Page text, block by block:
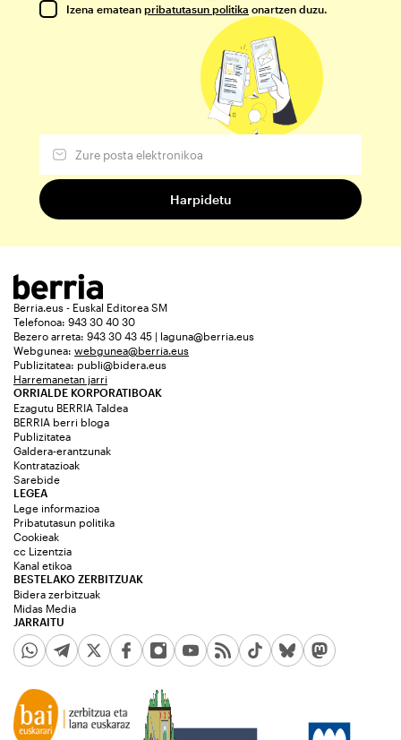
Izena ematean pribatutasun politika onartzen duzu.
Berria.eus - Euskal Editorea SM
Telefonoa: 943 30 40 30
Bezero arreta: 943 30 43 45 | laguna@berria.eus
Webgunea: webgunea@berria.eus
Publizitatea: publi@bidera.eus
Harremanetan jarri
ORRIALDE KORPORATIBOAK
Ezagutu BERRIA Taldea
BERRIA berri bloga
Publizitatea
Galdera-erantzunak
Kontratazioak
Sarebide
JARRAITU
LEGEA
Lege informazioa
Pribatutasun politika
Cookieak
cc Lizentzia
Kanal etikoa
BESTELAKO ZERBITZUAK
Bidera zerbitzuak
Midas Media